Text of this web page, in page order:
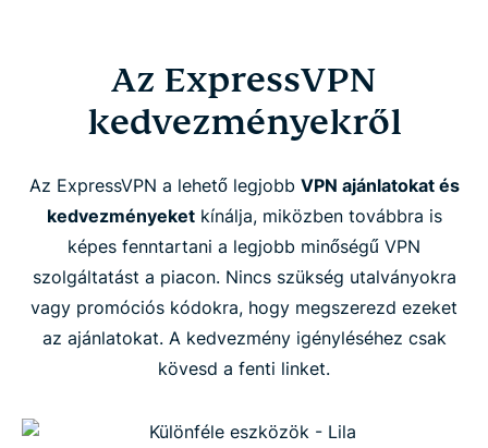
Az ExpressVPN
kedvezményekről
Az ExpressVPN a lehető legjobb VPN ajánlatokat és
kedvezményeketkínálja, miközben továbbra is
képes fenntartani a legjobb minőségű VPN
szolgáltatást a piacon. Nincs szükség utalványokra
vagy promóciós kódokra, hogy megszerezd ezeket
az ajánlatokat. A kedvezmény igényléséhez csak
kövesd a fenti linket.